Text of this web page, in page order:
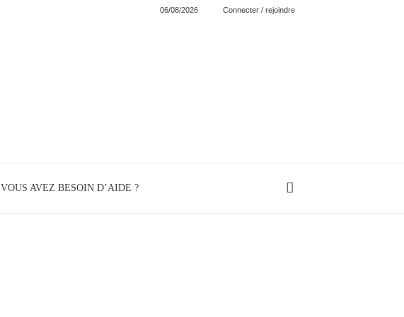
06/08/2026 Connecter / rejoindre
VOUS AVEZ BESOIN D’AIDE ?